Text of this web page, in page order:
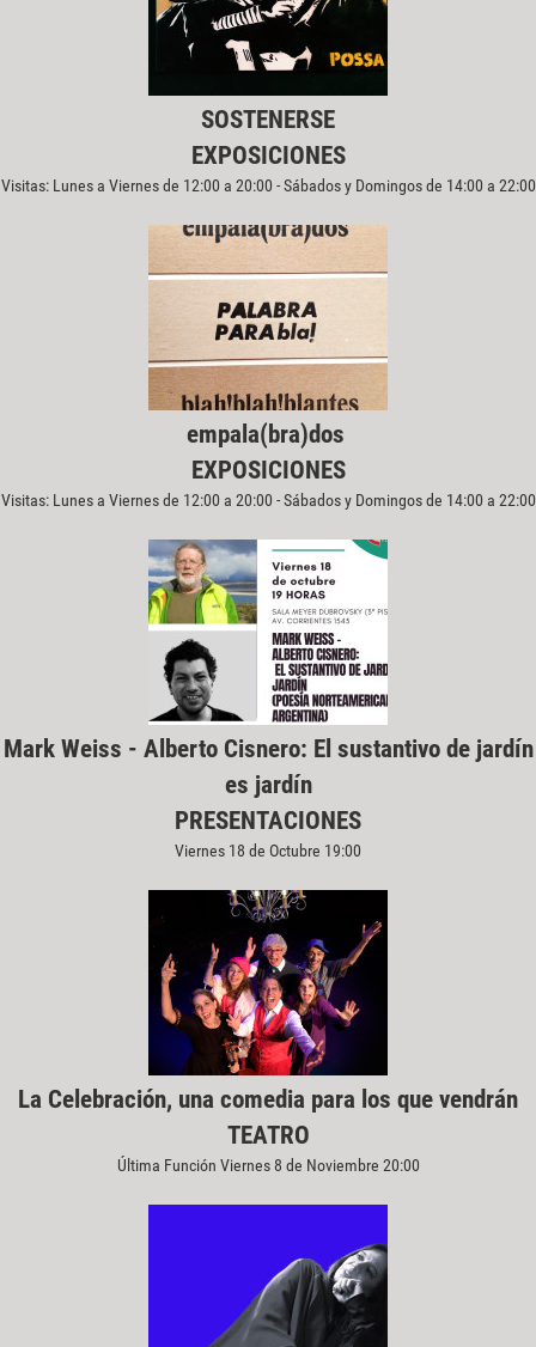
SOSTENERSE
EXPOSICIONES
Visitas: Lunes a Viernes de 12:00 a 20:00 - Sábados y Domingos de 14:00 a 22:00
empala(bra)dos
EXPOSICIONES
Visitas: Lunes a Viernes de 12:00 a 20:00 - Sábados y Domingos de 14:00 a 22:00
Mark Weiss - Alberto Cisnero: El sustantivo de jardín
es jardín
PRESENTACIONES
Viernes 18 de Octubre 19:00
La Celebración, una comedia para los que vendrán
TEATRO
Última Función Viernes 8 de Noviembre 20:00